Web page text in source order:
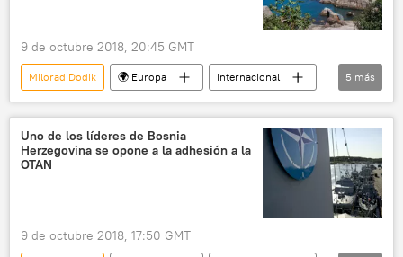
9 de octubre 2018, 20:45 GMT
Milorad Dodik 🌍 Europa
Internacional
política
Rusia
Crimea
Bosnia Herzegovina
noticias
5 más
Uno de los líderes de Bosnia
Herzegovina se opone a la adhesión a la
OTAN
9 de octubre 2018, 17:50 GMT